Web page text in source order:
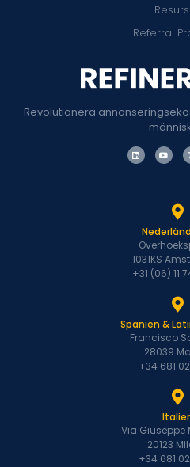
Revolutionera
Referral
1031KS
+31 (06) 11
Spanien &
Francisco
28039
+34 681
Via Giuseppe
20123
+34 681